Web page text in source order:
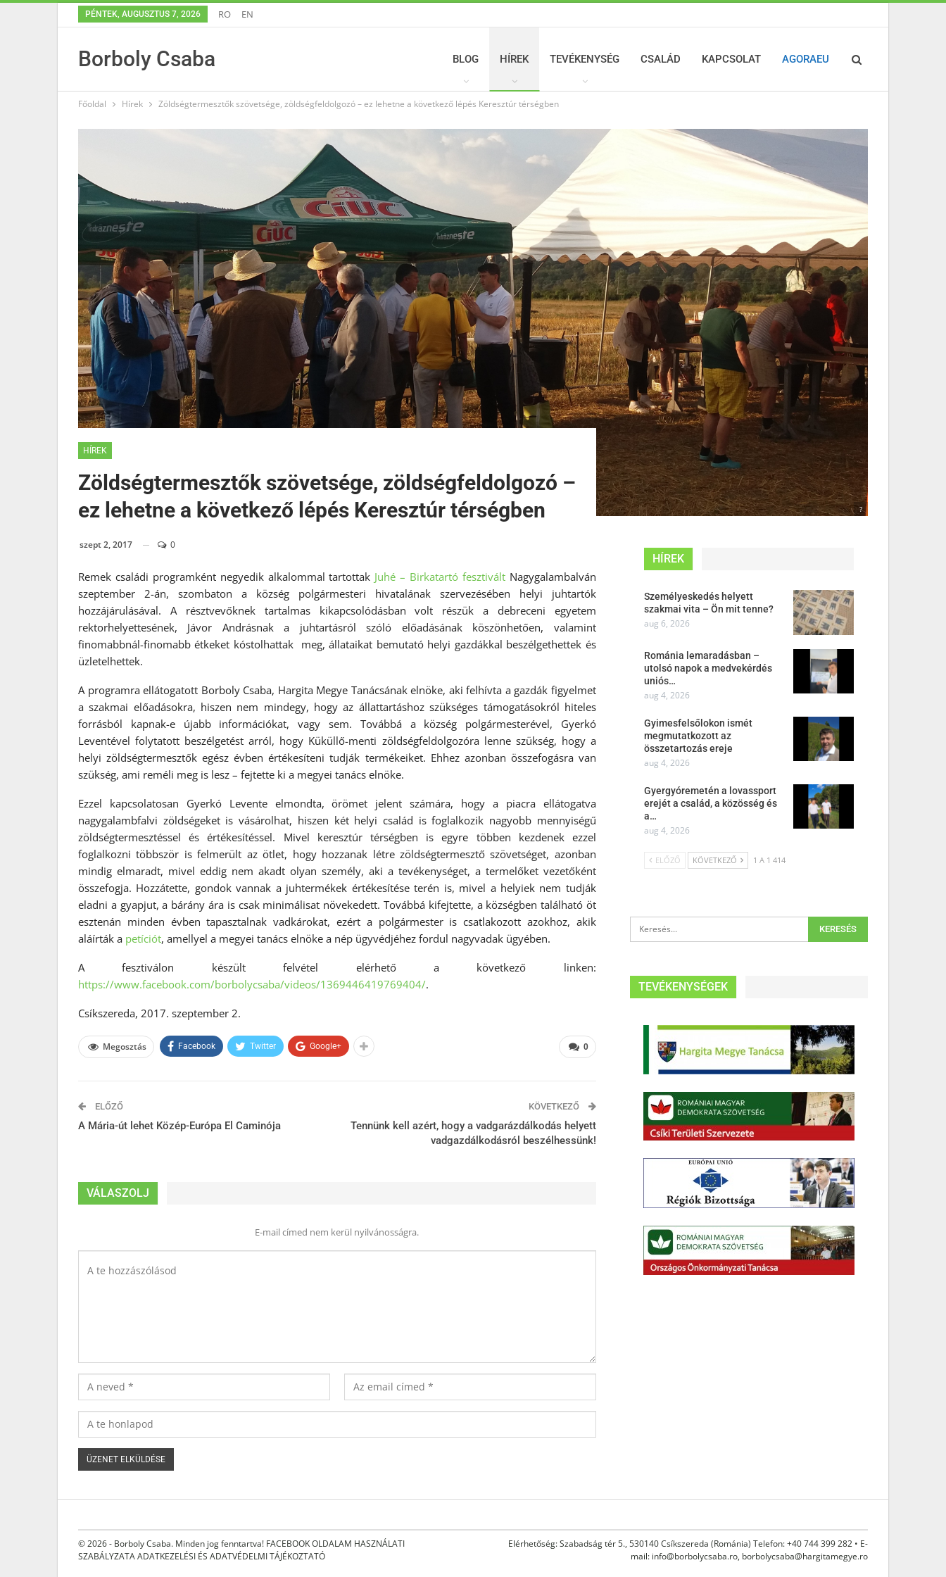
PÉNTEK, AUGUSZTUS 7, 2026 RO EN
Borboly Csaba BLOG HÍREK TEVÉKENYSÉG CSALÁD KAPCSOLAT AGORAEU
Főoldal Hírek Zöldségtermesztők szövetsége, zöldségfeldolgozó – ez lehetne a következő lépés Keresztúr térségben
?
HÍREK
Zöldségtermesztők szövetsége, zöldségfeldolgozó –
ez lehetne a következő lépés Keresztúr térségben
szept 2, 2017 0
Remek családi programként negyedik alkalommal tartottak Juhé – Birkatartó fesztivált Nagygalambalván
szeptember 2-án, szombaton a község polgármesteri hivatalának szervezésében helyi juhtartók
hozzájárulásával. A résztvevőknek tartalmas kikapcsolódásban volt részük a debreceni egyetem
rektorhelyettesének, Jávor Andrásnak a juhtartásról szóló előadásának köszönhetően, valamint
finomabbnál-finomabb étkeket kóstolhattak meg, állataikat bemutató helyi gazdákkal beszélgethettek és
üzletelhettek.
A programra ellátogatott Borboly Csaba, Hargita Megye Tanácsának elnöke, aki felhívta a gazdák figyelmet
a szakmai előadásokra, hiszen nem mindegy, hogy az állattartáshoz szükséges támogatásokról hiteles
forrásból kapnak-e újabb információkat, vagy sem. Továbbá a község polgármesterével, Gyerkó
Leventével folytatott beszélgetést arról, hogy Küküllő-menti zöldségfeldolgozóra lenne szükség, hogy a
helyi zöldségtermesztők egész évben értékesíteni tudják termékeiket. Ehhez azonban összefogásra van
szükség, ami reméli meg is lesz – fejtette ki a megyei tanács elnöke.
Ezzel kapcsolatosan Gyerkó Levente elmondta, örömet jelent számára, hogy a piacra ellátogatva
nagygalambfalvi zöldségeket is vásárolhat, hiszen két helyi család is foglalkozik nagyobb mennyiségű
zöldségtermesztéssel és értékesítéssel. Mivel keresztúr térségben is egyre többen kezdenek ezzel
foglalkozni többször is felmerült az ötlet, hogy hozzanak létre zöldségtermesztő szövetséget, azonban
mindig elmaradt, mivel eddig nem akadt olyan személy, aki a tevékenységet, a termelőket vezetőként
összefogja. Hozzátette, gondok vannak a juhtermékek értékesítése terén is, mivel a helyiek nem tudják
eladni a gyapjut, a bárány ára is csak minimálisat növekedett. Továbbá kifejtette, a községben található öt
esztenán minden évben tapasztalnak vadkárokat, ezért a polgármester is csatlakozott azokhoz, akik
aláírták a petíciót, amellyel a megyei tanács elnöke a nép ügyvédjéhez fordul nagyvadak ügyében.
A fesztiválon készült felvétel elérhető a következő linken:
https://www.facebook.com/borbolycsaba/videos/1369446419769404/.
Csíkszereda, 2017. szeptember 2.
0
Megosztás Facebook Twitter Google+
ELŐZŐ
A Mária-út lehet Közép-Európa El Caminója
KÖVETKEZŐ
Tennünk kell azért, hogy a vadgarázdálkodás helyett
vadgazdálkodásról beszélhessünk!
VÁLASZOLJ
E-mail címed nem kerül nyilvánosságra.
HÍREK
Személyeskedés helyett
szakmai vita – Ön mit tenne?
aug 6, 2026
Románia lemaradásban –
utolsó napok a medvekérdés
uniós…
aug 4, 2026
Gyimesfelsőlokon ismét
megmutatkozott az
összetartozás ereje
aug 4, 2026
Gyergyóremetén a lovassport
erejét a család, a közösség és
a…
aug 4, 2026
ELŐZŐ KÖVETKEZŐ 1 A 1 414
TEVÉKENYSÉGEK
© 2026 - Borboly Csaba. Minden jog fenntartva! FACEBOOK OLDALAM HASZNÁLATI
SZABÁLYZATAADATKEZELÉSI ÉS ADATVÉDELMI TÁJÉKOZTATÓ
Elérhetőség: Szabadság tér 5., 530140 Csíkszereda (Románia) Telefon: +40 744 399 282 • E-
mail: info@borbolycsaba.ro, borbolycsaba@hargitamegye.ro